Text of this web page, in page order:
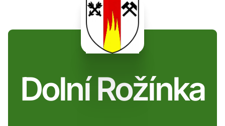
Dolní Rožínka